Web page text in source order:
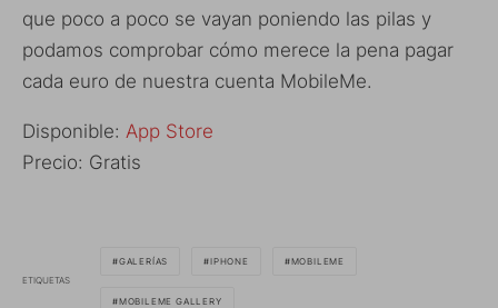
que poco a poco se vayan poniendo las pilas y
podamos comprobar cómo merece la pena pagar
cada euro de nuestra cuenta MobileMe.
Disponible: App Store
Precio: Gratis
ETIQUETAS
GALERÍAS IPHONE MOBILEME
MOBILEME GALLERY